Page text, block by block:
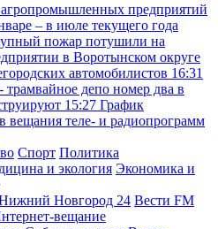
предприятий
– в июле текущего года
пожар потушили на
в Воротынском округе
автомобилистов 16:31
депо номер два в
15:27 График
вещания теле- и радиопрограмм
Спорт Политика
и экология Экономика и
Новгород 24 Вести FM
вещание